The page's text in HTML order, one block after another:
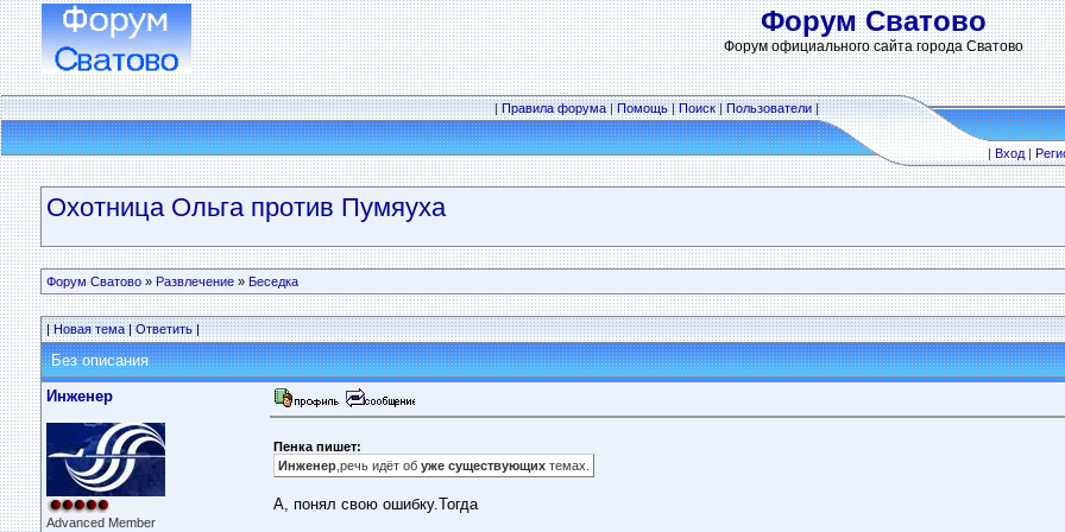
Форум Сватово
Форум официального сайта города Сватово
|Правила форума|Помощь|Поиск|Пользователи|
|Вход|
Охотница Ольга против Пумяуха
Форум Сватово » Развлечение » Беседка
|Новая тема|Ответить|
Без описания
Инженер
Advanced Member
Пенка пишет:
Инженер ,речь идёт об уже существующих темах.
А, понял свою ошибку.Тогда